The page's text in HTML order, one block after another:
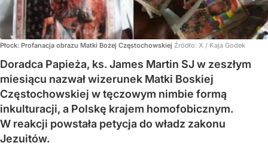
Płock: Profanacja obrazu Matki Bożej Częstochowskiej Źródło: X / Kaja Godek
Doradca Papieża, ks. James Martin SJ w zeszłym
miesiącu nazwał wizerunek Matki Boskiej
Częstochowskiej w tęczowym nimbie formą
inkulturacji, a Polskę krajem homofobicznym.
W reakcji powstała petycja do władz zakonu
Jezuitów.